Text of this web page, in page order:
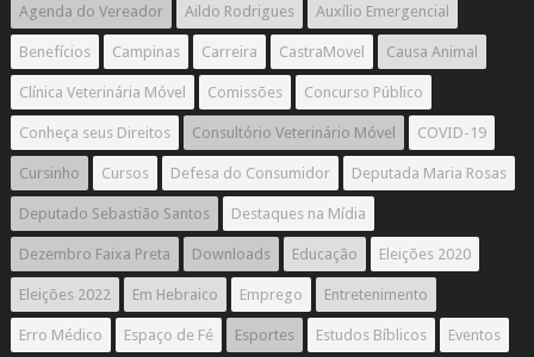
Agenda do Vereador Aildo Rodrigues Auxílio Emergencial
Benefícios Campinas Carreira CastraMovel Causa Animal
Clínica Veterinária Móvel Comissões Concurso Público
Conheça seus Direitos Consultório Veterinário Móvel COVID-19
Cursinho Cursos Defesa do Consumidor Deputada Maria Rosas
Deputado Sebastião Santos Destaques na Mídia
Dezembro Faixa Preta Downloads Educação Eleições 2020
Eleições 2022 Em Hebraico Emprego Entretenimento
Erro Médico Espaço de Fé Esportes Estudos Bíblicos Eventos